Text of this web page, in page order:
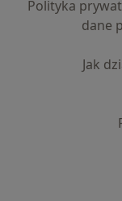
Polityka
dane
Jak